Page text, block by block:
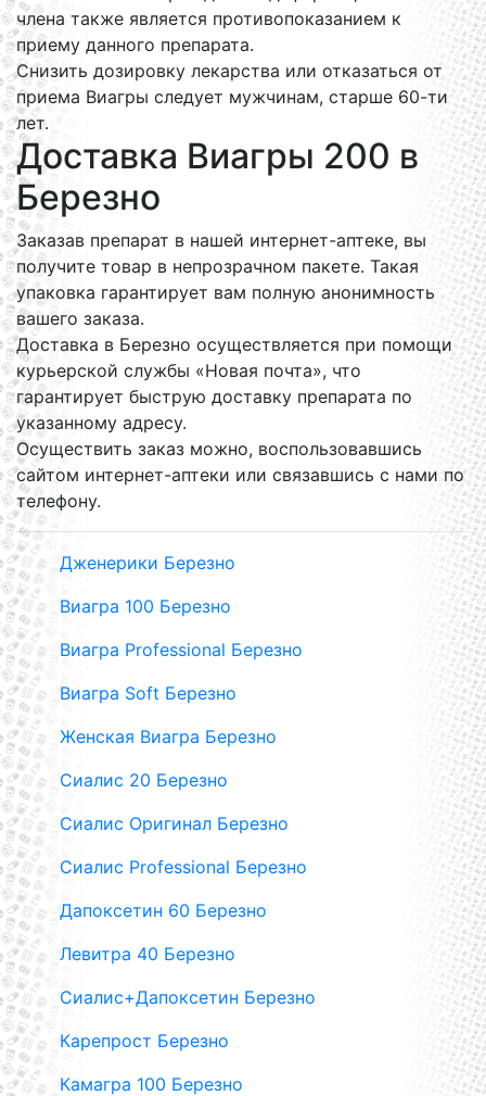
члена также является противопоказанием к
приему данного препарата.
Снизить дозировку лекарства или отказаться от
приема Виагры следует мужчинам, старше 60-ти
лет.
Доставка Виагры 200 в
Березно
Заказав препарат в нашей интернет-аптеке, вы
получите товар в непрозрачном пакете. Такая
упаковка гарантирует вам полную анонимность
вашего заказа.
Доставка в Березно осуществляется при помощи
курьерской службы «Новая почта», что
гарантирует быструю доставку препарата по
указанному адресу.
Осуществить заказ можно, воспользовавшись
сайтом интернет-аптеки или связавшись с нами по
телефону.
Дженерики Березно
Виагра 100 Березно
Виагра Professional Березно
Виагра Soft Березно
Женская Виагра Березно
Сиалис 20 Березно
Сиалис Оригинал Березно
Сиалис Professional Березно
Дапоксетин 60 Березно
Левитра 40 Березно
Сиалис+Дапоксетин Березно
Карепрост Березно
Камагра 100 Березно